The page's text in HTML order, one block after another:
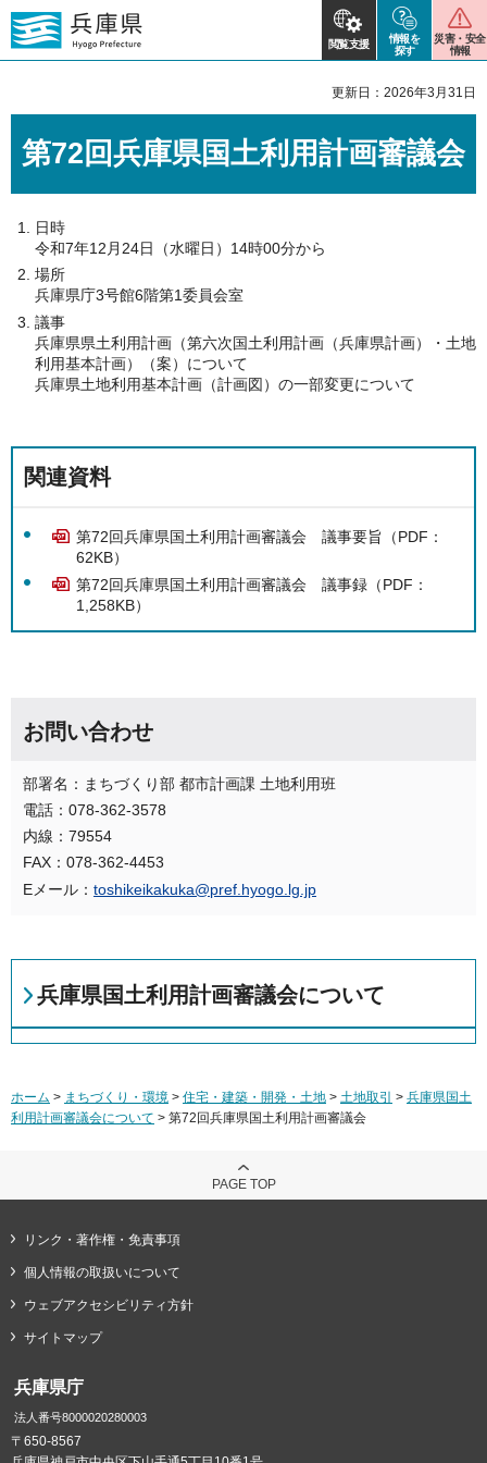
閲覧支援
情報を
探す
災害・安全
情報
更新日：2026年3月31日
第72回兵庫県国土利用計画審議会
日時
令和7年12月24日（水曜日）14時00分から
場所
兵庫県庁3号館6階第1委員会室
議事
兵庫県県土利用計画（第六次国土利用計画（兵庫県計画）・土地
利用基本計画）（案）について
兵庫県土地利用基本計画（計画図）の一部変更について
関連資料
第72回兵庫県国土利用計画審議会 議事要旨（PDF：
62KB）
第72回兵庫県国土利用計画審議会 議事録（PDF：
1,258KB）
お問い合わせ
部署名：まちづくり部 都市計画課 土地利用班
電話：078-362-3578
内線：79554
FAX：078-362-4453
Eメール： toshikeikakuka@pref.hyogo.lg.jp
兵庫県国土利用計画審議会について
ホーム > まちづくり・環境 > 住宅・建築・開発・土地 > 土地取引 > 兵庫県国土
利用計画審議会について > 第72回兵庫県国土利用計画審議会
PAGE TOP
リンク・著作権・免責事項
個人情報の取扱いについて
ウェブアクセシビリティ方針
サイトマップ
兵庫県庁
法人番号8000020280003
〒650-8567